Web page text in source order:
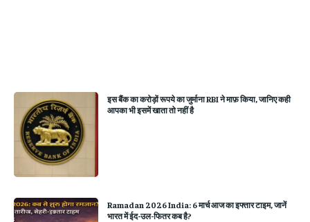
इस बैंक का करोड़ों रूपये का जुर्माना RBI ने माफ़ किया, जानिए कही
आपका भी इसमें खाता तो नहीं है
Ramadan 2026 India: 6 मार्च आज का इफ्तार टाइम, जानें
भारत में ईद-उल-फितर कब है?